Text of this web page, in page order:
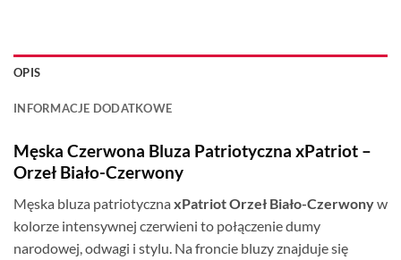
OPIS
INFORMACJE DODATKOWE
Męska Czerwona Bluza Patriotyczna xPatriot –
Orzeł Biało-Czerwony
Męska bluza patriotyczna xPatriot Orzeł Biało-Czerwonyw
kolorze intensywnej czerwieni to połączenie dumy
narodowej, odwagi i stylu. Na froncie bluzy znajduje się